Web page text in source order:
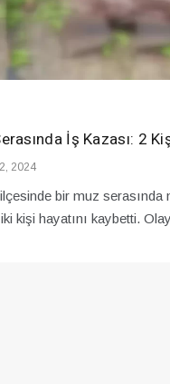
İş Kazası: 2
2024
bir muz serasında
kişi hayatını kaybetti.